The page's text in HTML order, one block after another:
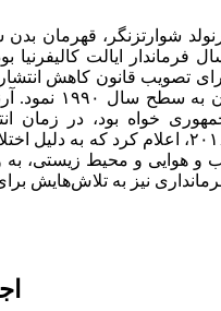
فرماندار ایالت
تصویب قانون کاهش انتشار
آن به سطح
خواه بود، در زمان
۲۰۱۶، اعلام کرد که به
و هوایی و محیط زیستی، به
نیز به تلاش‌هایش